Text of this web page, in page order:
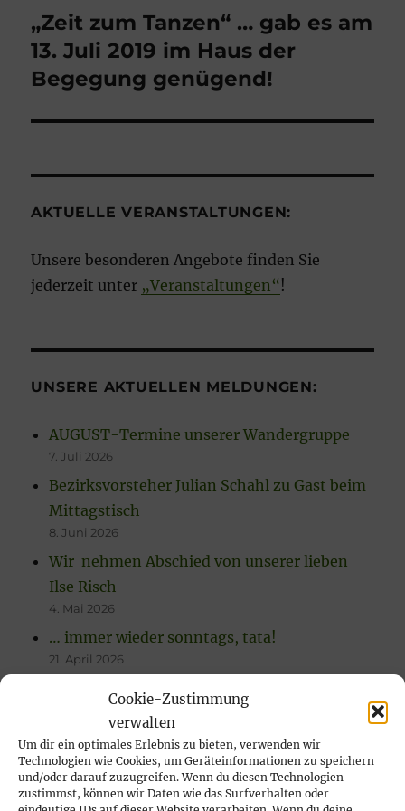
Cookie-Zustimmung
verwalten
Um dir ein optimales Erlebnis zu bieten, verwenden wir
Technologien wie Cookies, um Geräteinformationen zu speichern
und/oder darauf zuzugreifen. Wenn du diesen Technologien
zustimmst, können wir Daten wie das Surfverhalten oder
„Zeit zum Tanzen“ … gab es am
13. Juli 2019 im Haus der
Begegung genügend!
AKTUELLE VERANSTALTUNGEN:
Unsere besonderen Angebote finden Sie
jederzeit unter „Veranstaltungen“ !
UNSERE AKTUELLEN MELDUNGEN:
AUGUST-Termine unserer Wandergruppe
7. Juli 2026
Bezirksvorsteher Julian Schahl zu Gast beim
Mittagstisch
8. Juni 2026
Wir nehmen Abschied von unserer lieben
Ilse Risch
4. Mai 2026
… immer wieder sonntags, tata!
21. April 2026
Rückblick auf das Karfreitags-Fischessen
Nachlese Rosenmontagsparty 2026: es
wurde gesungen, gelacht & geschunkelt!
23. Februar 2026